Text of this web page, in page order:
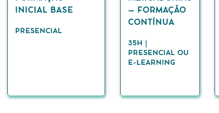
INICIAL BASE
PRESENCIAL
– FORMAÇÃO
CONTÍNUA
35H |
PRESENCIAL OU
E-LEARNING